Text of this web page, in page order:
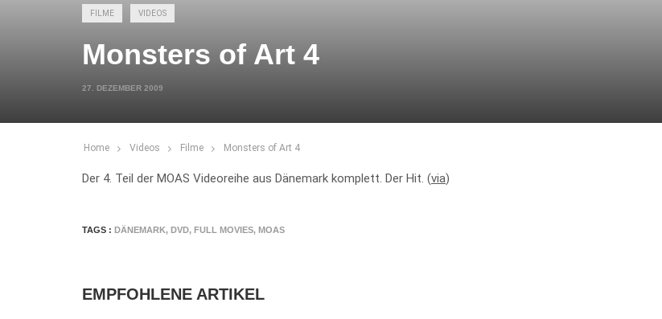
FILME VIDEOS
Monsters of Art 4
27. DEZEMBER 2009
Home Videos Filme Monsters of Art 4
Der 4. Teil der MOAS Videoreihe aus Dänemark komplett. Der Hit. (via)
TAGS : DÄNEMARK, DVD, FULL MOVIES, MOAS
EMPFOHLENE ARTIKEL